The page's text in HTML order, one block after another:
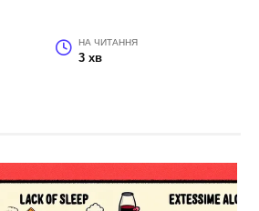
НА ЧИТАННЯ
3 хв